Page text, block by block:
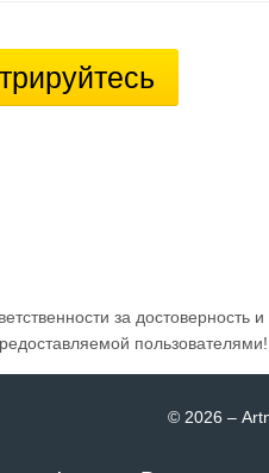
за достоверность и
пользователями!
© 2026 –